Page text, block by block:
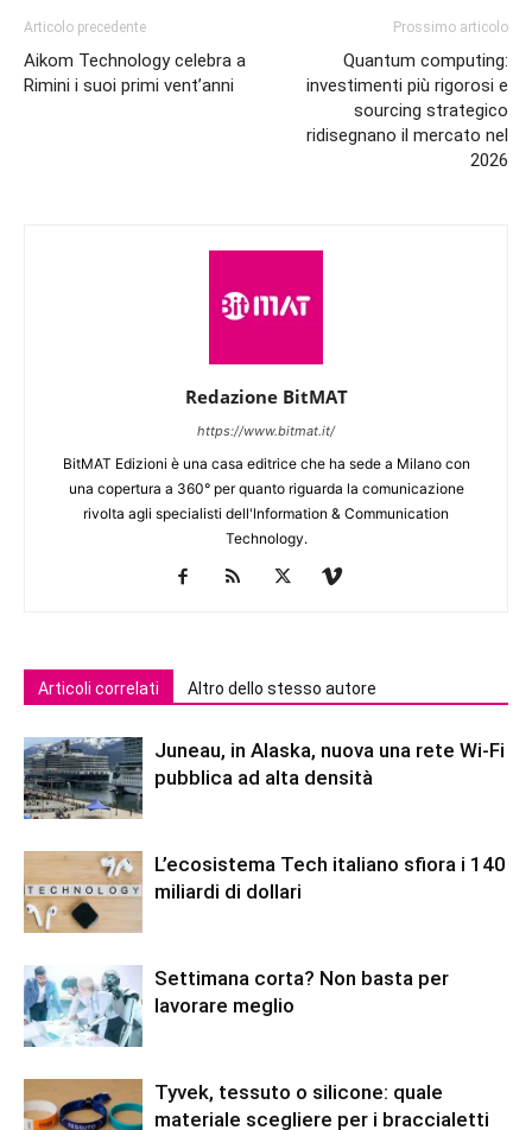
Articolo precedente
Aikom Technology celebra a
Rimini i suoi primi vent’anni
Prossimo articolo
Quantum computing:
investimenti più rigorosi e
sourcing strategico
ridisegnano il mercato nel
2026
Redazione BitMAT
https://www.bitmat.it/
BitMAT Edizioni è una casa editrice che ha sede a Milano con
una copertura a 360° per quanto riguarda la comunicazione
rivolta agli specialisti dell'lnformation & Communication
Technology.
Articoli correlati Altro dello stesso autore
Juneau, in Alaska, nuova una rete Wi-Fi
pubblica ad alta densità
L’ecosistema Tech italiano sfiora i 140
miliardi di dollari
Settimana corta? Non basta per
lavorare meglio
Tyvek, tessuto o silicone: quale
materiale scegliere per i braccialetti